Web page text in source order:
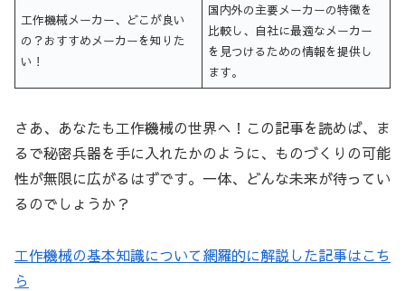
工作機械メーカー、どこが良い
の？おすすめメーカーを知りた
い！
国内外の主要メーカーの特徴を
比較し、自社に最適なメーカー
を見つけるための情報を提供し
ます。
さあ、あなたも工作機械の世界へ！この記事を読めば、ま
るで秘密兵器を手に入れたかのように、ものづくりの可能
性が無限に広がるはずです。一体、どんな未来が待ってい
るのでしょうか？
工作機械の基本知識について網羅的に解説した記事はこち
ら